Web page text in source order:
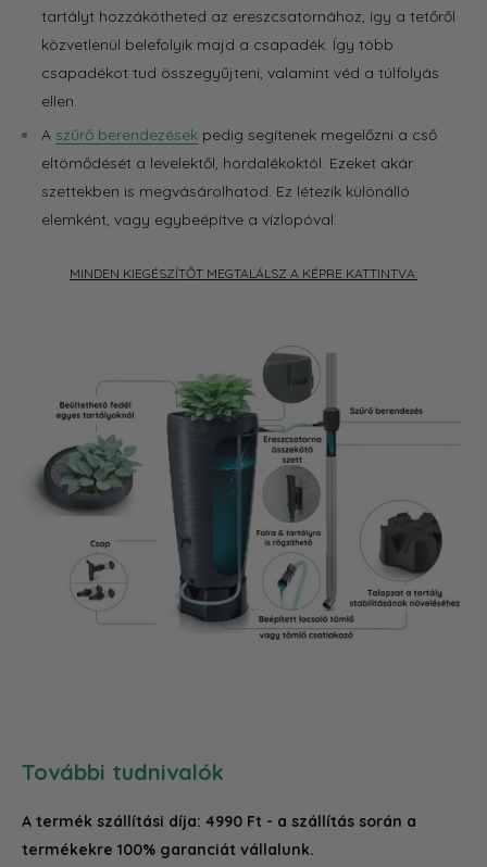
tartályt hozzákötheted az ereszcsatornához, így a tetőről
közvetlenül belefolyik majd a csapadék. Így több
csapadékot tud összegyűjteni, valamint véd a túlfolyás
ellen.
A szűrő berendezések pedig segítenek megelőzni a cső
eltömődését a levelektől, hordalékoktól. Ezeket akár
szettekben is megvásárolhatod. Ez létezik különálló
elemként, vagy egybeépítve a vízlopóval.
MINDEN KIEGÉSZÍTŐT MEGTALÁLSZ A KÉPRE KATTINTVA:
További tudnivalók
A termék szállítási díja: 4990 Ft - a szállítás során a
termékekre 100% garanciát vállalunk.